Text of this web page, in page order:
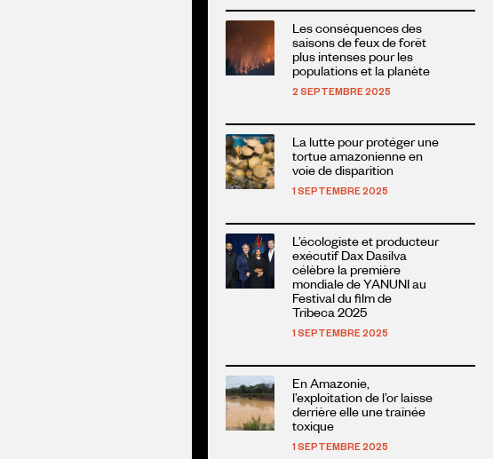
Les conséquences des
saisons de feux de forêt
plus intenses pour les
populations et la planète
2 SEPTEMBRE 2025
En
savoir
plus
sur
La lutte pour protéger une
tortue amazonienne en
voie de disparition
1 SEPTEMBRE 2025
En
savoir
plus
sur
article
L’écologiste et producteur
exécutif Dax Dasilva
célèbre la première
mondiale de YANUNI au
Festival du film de
Tribeca 2025
1 SEPTEMBRE 2025
En
savoir
plus
sur
En Amazonie,
l’exploitation de l’or laisse
derrière elle une traînée
toxique
1 SEPTEMBRE 2025
En
savoir
plus
sur